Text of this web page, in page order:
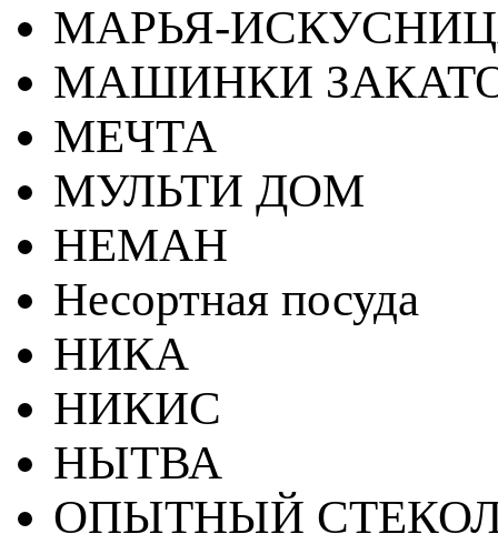
МАРЬЯ-
МАШИНКИ
МЕЧТА
МУЛЬТИ ДОМ
НЕМАН
Несортная посуда
НИКА
НИКИС
НЫТВА
ОПЫТНЫЙ